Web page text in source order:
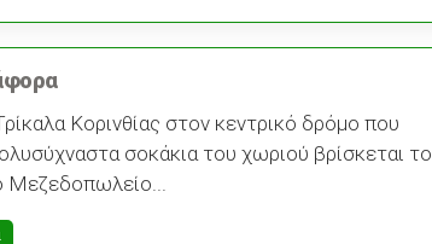
Κορινθίας στον κεντρικό δρόμο που
σοκάκια του χωριού βρίσκεται το
Μεζεδοπωλείο...